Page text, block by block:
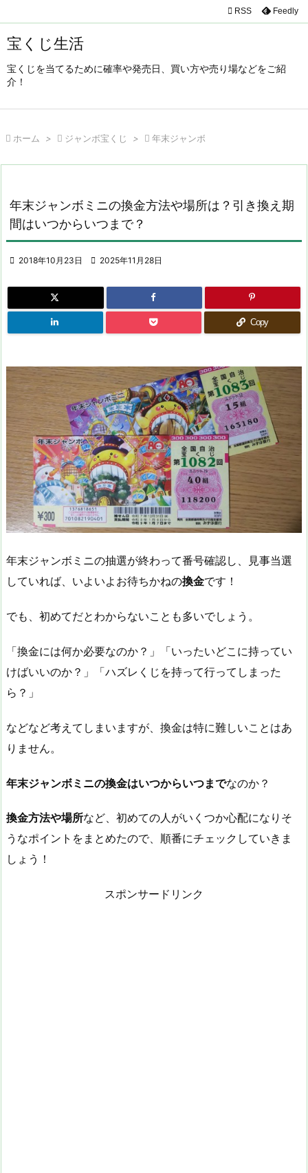
宝くじ生活
宝くじを当てるために確率や発売日、買い方や売り場などをご紹
介！

サイド
前へ
 RSS Feedly
 ホーム >  ジャンボ宝くじ >  年末ジャンボ
年末ジャンボミニの換金方法や場所は？引き換え期
間はいつからいつまで？
 2018年10月23日  2025年11月28日
Copy
年末ジャンボミニの抽選が終わって番号確認し、見事当選
していれば、いよいよお待ちかねの換金です！
でも、初めてだとわからないことも多いでしょう。
「換金には何か必要なのか？」「いったいどこに持ってい
けばいいのか？」「ハズレくじを持って行ってしまった
ら？」
などなど考えてしまいますが、換金は特に難しいことはあ
りません。
年末ジャンボミニの換金はいつからいつまでなのか？
換金方法や場所など、初めての人がいくつか心配になりそ
うなポイントをまとめたので、順番にチェックしていきま
しょう！
スポンサードリンク